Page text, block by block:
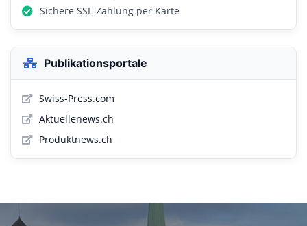
Sichere SSL-Zahlung per Karte
Publikationsportale
Swiss-Press.com
Aktuellenews.ch
Produktnews.ch